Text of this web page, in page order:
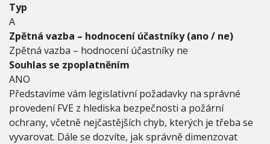
Typ
A
Zpětná vazba – hodnocení účastníky (ano / ne)
Zpětná vazba – hodnocení účastníky ne
Souhlas se zpoplatněním
ANO
Představíme vám legislativní požadavky na správné
provedení FVE z hlediska bezpečnosti a požární
ochrany, včetně nejčastějších chyb, kterých je třeba se
vyvarovat. Dále se dozvíte, jak správně dimenzovat